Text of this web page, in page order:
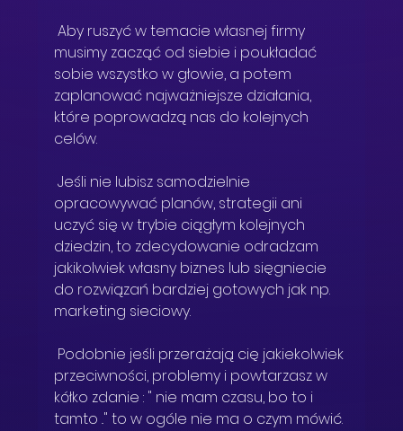
Aby ruszyć w temacie własnej firmy
musimy zacząć od siebie i poukładać
sobie wszystko w głowie, a potem
zaplanować najważniejsze działania,
które poprowadzą nas do kolejnych
celów.
Jeśli nie lubisz samodzielnie
opracowywać planów, strategii ani
uczyć się w trybie ciągłym kolejnych
dziedzin, to zdecydowanie odradzam
jakikolwiek własny biznes lub sięgniecie
do rozwiązań bardziej gotowych jak np.
marketing sieciowy.
przeciwności, problemy i powtarzasz w
kółko zdanie : " nie mam czasu, bo to i
tamto .." to w ogóle nie ma o czym mówić.